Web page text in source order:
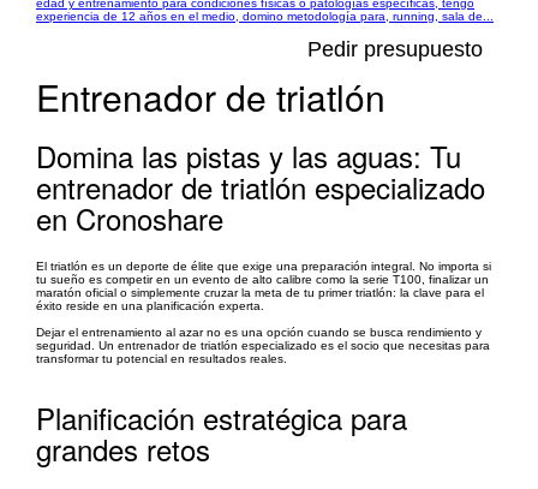
edad y entrenamiento para condiciones físicas o patologías específicas, tengo
experiencia de 12 años en el medio, domino metodología para, running, sala de...
Pedir presupuesto
Entrenador de triatlón
Domina las pistas y las aguas: Tu
entrenador de triatlón especializado
en Cronoshare
El triatlón es un deporte de élite que exige una preparación integral. No importa si
tu sueño es competir en un evento de alto calibre como la serie T100, finalizar un
maratón oficial o simplemente cruzar la meta de tu primer triatlón: la clave para el
éxito reside en una planificación experta.
Dejar el entrenamiento al azar no es una opción cuando se busca rendimiento y
seguridad. Un entrenador de triatlón especializado es el socio que necesitas para
transformar tu potencial en resultados reales.
Planificación estratégica para
grandes retos